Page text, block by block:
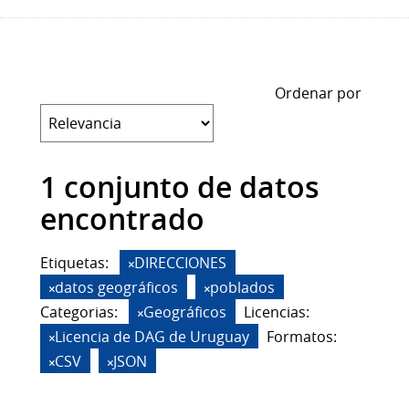
Ordenar por
1 conjunto de datos
encontrado
Etiquetas:
DIRECCIONES
datos geográficos
poblados
Categorias:
Geográficos
Licencias:
Licencia de DAG de Uruguay
Formatos:
CSV
JSON